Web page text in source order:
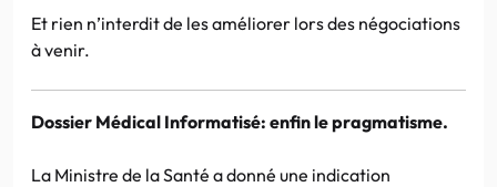
Et rien n’interdit de les améliorer lors des négociations
à venir.
Dossier Médical Informatisé: enfin le pragmatisme.
La Ministre de la Santé a donné une indication